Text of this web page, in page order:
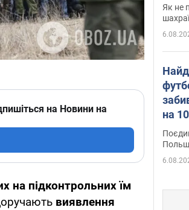
на Новини на
на підконтрольних їм
виявлення
Як не
на
Відео